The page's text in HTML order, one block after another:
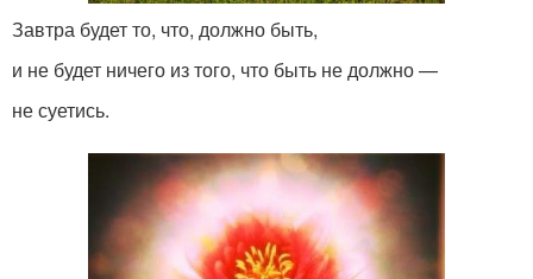
Завтра будет то, что, должно быть,
и не будет ничего из того, что быть не должно —
не суетись.